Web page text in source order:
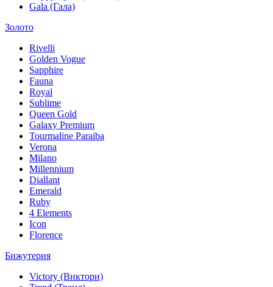
Gala (Гала)
Золото
Rivelli
Golden Vogue
Sapphire
Fauna
Royal
Sublime
Queen Gold
Galaxy Premium
Tourmaline Paraiba
Verona
Milano
Millennium
Diallant
Emerald
Ruby
4 Elements
Icon
Florence
Бижутерия
Victory (Виктори)